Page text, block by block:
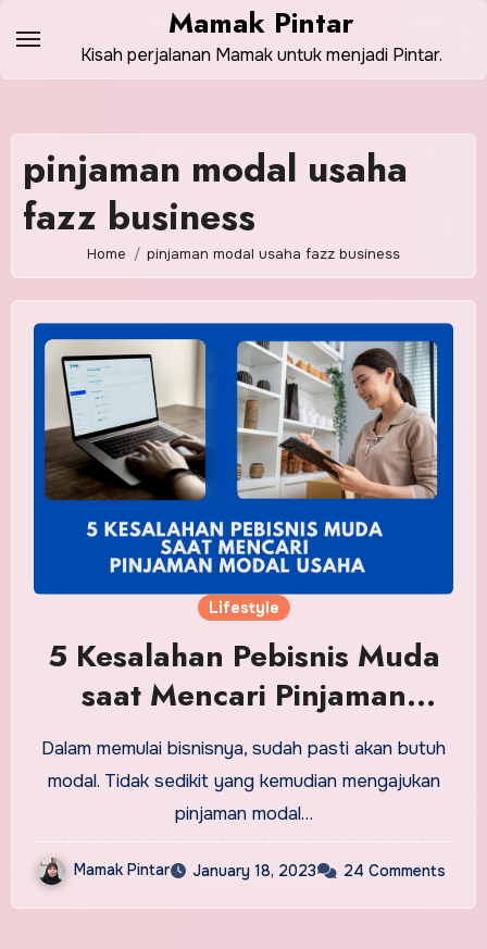
content
Mamak Pintar
Kisah perjalanan Mamak untuk menjadi Pintar.
pinjaman modal usaha
fazz business
Home pinjaman modal usaha fazz business
Lifestyle
5 Kesalahan Pebisnis Muda
saat Mencari Pinjaman
Modal Usaha
Dalam memulai bisnisnya, sudah pasti akan butuh
modal. Tidak sedikit yang kemudian mengajukan
pinjaman modal…
Mamak Pintar January 18, 2023 24 Comments